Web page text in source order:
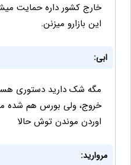
خارج کشور داره حمایت
این بازارو میزنن.
ابی:
مگه شک دارید دستوری
خروج، ولی بورس هم شده
اوردن موندن توش حالا
مروارید: